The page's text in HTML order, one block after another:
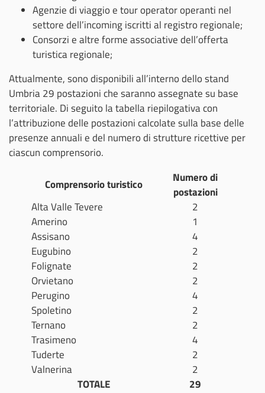
Agenzie di viaggio e tour operator operanti nel
settore dell’incoming iscritti al registro regionale;
Consorzi e altre forme associative dell’offerta
turistica regionale;
Attualmente, sono disponibili all’interno dello stand
Umbria 29 postazioni che saranno assegnate su base
territoriale. Di seguito la tabella riepilogativa con
l’attribuzione delle postazioni calcolate sulla base delle
presenze annuali e del numero di strutture ricettive per
ciascun comprensorio.
Comprensorio turistico
Numero di
postazioni
Alta Valle Tevere
2
Amerino
1
Assisano
4
Eugubino
2
Folignate
2
Orvietano
2
Perugino
4
Spoletino
2
Ternano
2
Trasimeno
4
Tuderte
2
Valnerina
2
TOTALE
29